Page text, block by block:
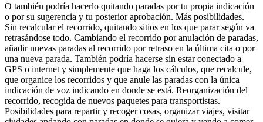
O también podría hacerlo quitando paradas por tu propia indicación
o por su sugerencia y tu posterior aprobación. Más posibilidades.
Sin recalcular el recorrido, quitando sitios en los que parar según va
retrasándose todo. Cambiando el recorrido por anulación de paradas,
añadir nuevas paradas al recorrido por retraso en la última cita o por
una nueva parada. También podría hacerse sin estar conectado a
GPS o internet y simplemente que haga los cálculos, que recalcule,
que organice los recorridos y que anule las paradas con la única
indicación de voz indicando en donde se está. Reorganización del
recorrido, recogida de nuevos paquetes para transportistas.
Posibilidades para repartir y recoger cosas, organizar viajes, visitar